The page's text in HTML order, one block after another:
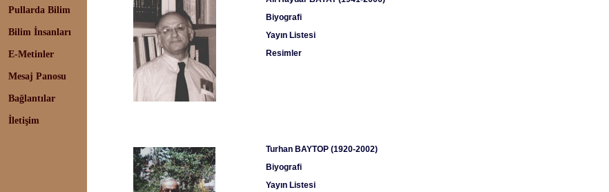
Pullarda Bilim
Bilim İnsanları
E-Metinler
Mesaj Panosu
Bağlantılar
İletişim
Biyografi
Yayın Listesi
Resimler
Turhan BAYTOP (1920-2002)
Biyografi
Yayın Listesi